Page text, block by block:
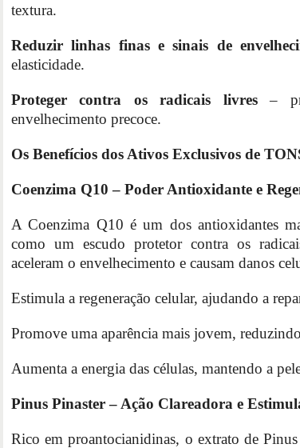
textura.
Reduzir linhas finas e sinais de
elasticidade.
Proteger contra os radicais livres–
envelhecimento precoce.
Os Benefícios dos Ativos Exclusivos de
Coenzima Q10 – Poder Antioxidante e
A Coenzima Q10 é um dos antioxidantes
como um escudo protetor contra os
aceleram o envelhecimento e causam danos
Estimula a regeneração celular, ajudando a
Promove uma aparência mais jovem,
Aumenta a energia das células, mantendo a
Pinus Pinaster – Ação Clareadora e
Rico em proantocianidinas, o extrato de